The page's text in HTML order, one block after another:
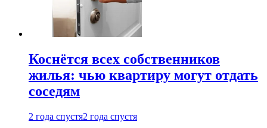
Коснётся всех собственников
жилья: чью квартиру могут отдать
соседям
2 года спустя2 года спустя